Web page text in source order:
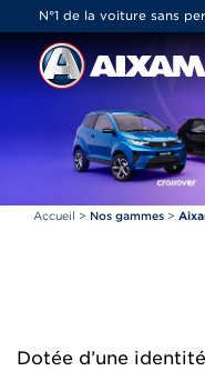
N°1 de la voiture sans
Accueil > Nos gammes >
Dotée d’une
Panneau de gestion